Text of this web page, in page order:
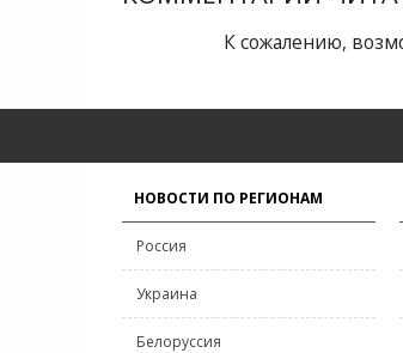
К сожалению,
НОВОСТИ ПО РЕГИОНАМ
Россия
Украина
Белоруссия